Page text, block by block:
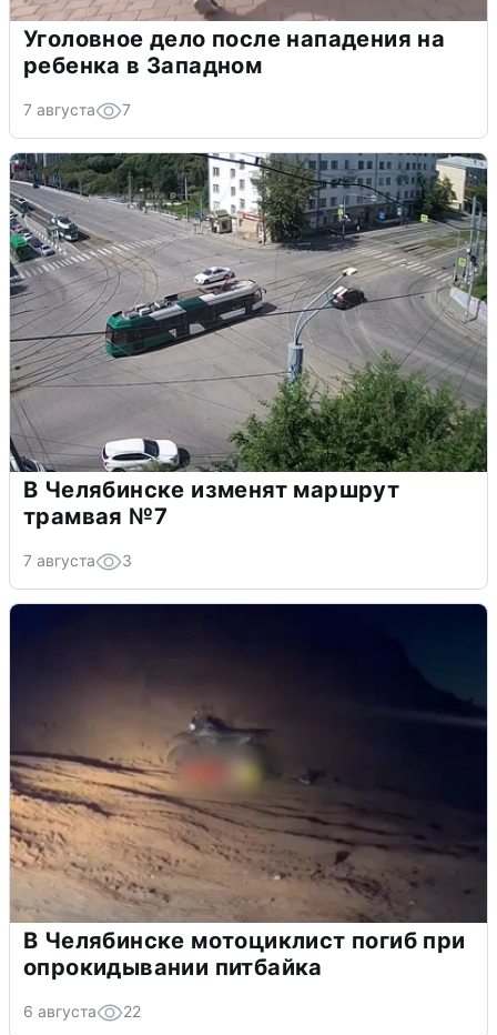
Уголовное дело после нападения на
ребенка в Западном
7 августа 7
В Челябинске изменят маршрут
трамвая №7
7 августа 3
В Челябинске мотоциклист погиб при
опрокидывании питбайка
6 августа 22